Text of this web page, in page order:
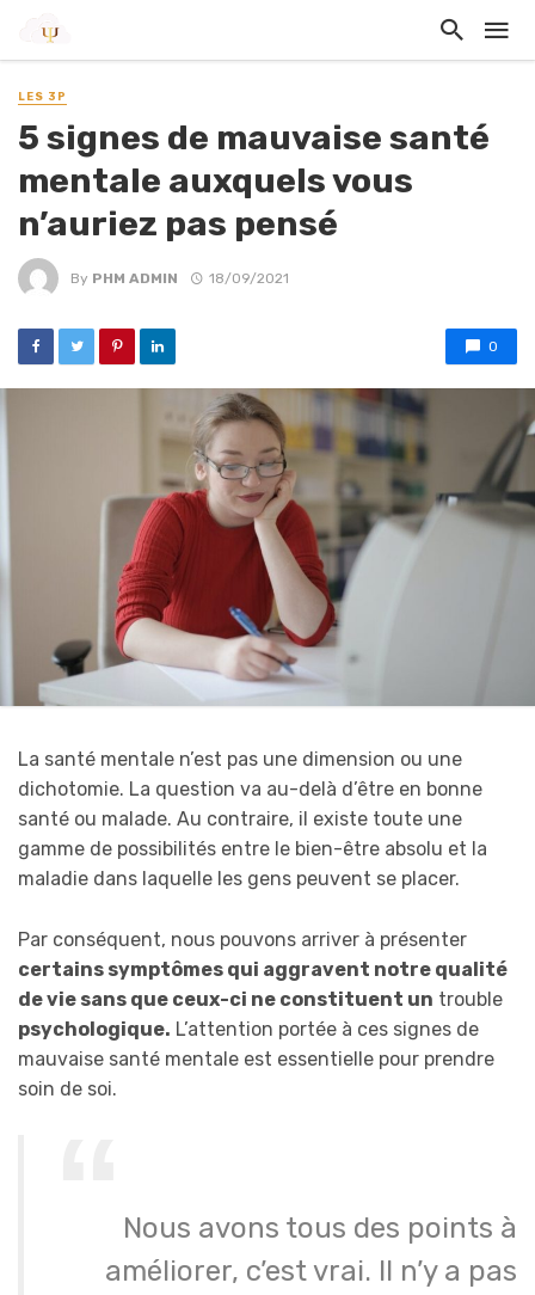
LES 3P
5 signes de mauvaise santé
mentale auxquels vous
n’auriez pas pensé
By PHM ADMIN 18/09/2021
0
La santé mentale n’est pas une dimension ou une
dichotomie. La question va au-delà d’être en bonne
santé ou malade. Au contraire, il existe toute une
gamme de possibilités entre le bien-être absolu et la
maladie dans laquelle les gens peuvent se placer.
Par conséquent, nous pouvons arriver à présenter
certains symptômes qui aggravent notre qualité
de vie sans que ceux-ci ne constituent un trouble
psychologique. L’attention portée à ces signes de
mauvaise santé mentale est essentielle pour prendre
soin de soi.
Nous avons tous des points à
améliorer, c’est vrai. Il n’y a pas